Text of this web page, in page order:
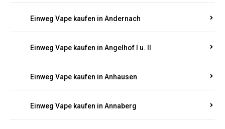
Einweg Vape kaufen in Andernach
Einweg Vape kaufen in Angelhof I u. II
Einweg Vape kaufen in Anhausen
Einweg Vape kaufen in Annaberg